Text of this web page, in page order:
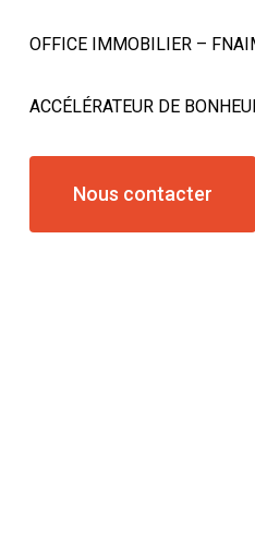
OFFICE IMMOBILIER –
ACCÉLÉRATEUR DE
Nous contacter